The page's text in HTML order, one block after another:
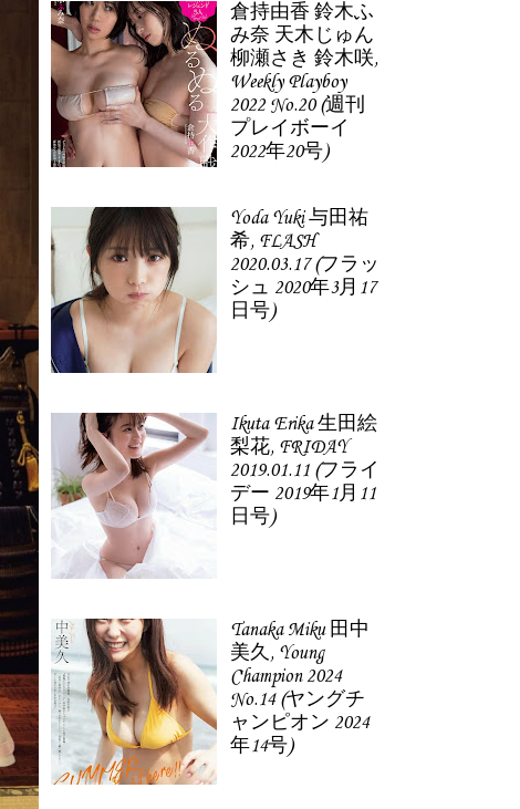
倉持由香 鈴木ふ
み奈 天木じゅん
柳瀬さき 鈴木咲,
Weekly Playboy
2022 No.20 (週刊
プレイボーイ
2022年20号)
Yoda Yuki 与田祐
希, FLASH
2020.03.17 (フラッ
シュ 2020年3月17
日号)
Ikuta Erika 生田絵
梨花, FRIDAY
2019.01.11 (フライ
デー 2019年1月11
日号)
Tanaka Miku 田中
美久, Young
Champion 2024
No.14 (ヤングチ
ャンピオン 2024
年14号)